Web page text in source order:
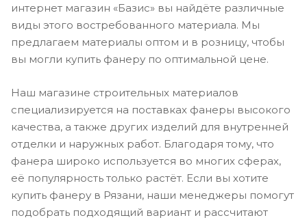
интернет магазин «Базис» вы найдёте различные
виды этого востребованного материала. Мы
предлагаем материалы оптом и в розницу, чтобы
вы могли купить фанеру по оптимальной цене.
Наш магазине строительных материалов
специализируется на поставках фанеры высокого
качества, а также других изделий для внутренней
отделки и наружных работ. Благодаря тому, что
фанера широко используется во многих сферах,
её популярность только растёт. Если вы хотите
купить фанеру в Рязани, наши менеджеры помогут
подобрать подходящий вариант и рассчитают